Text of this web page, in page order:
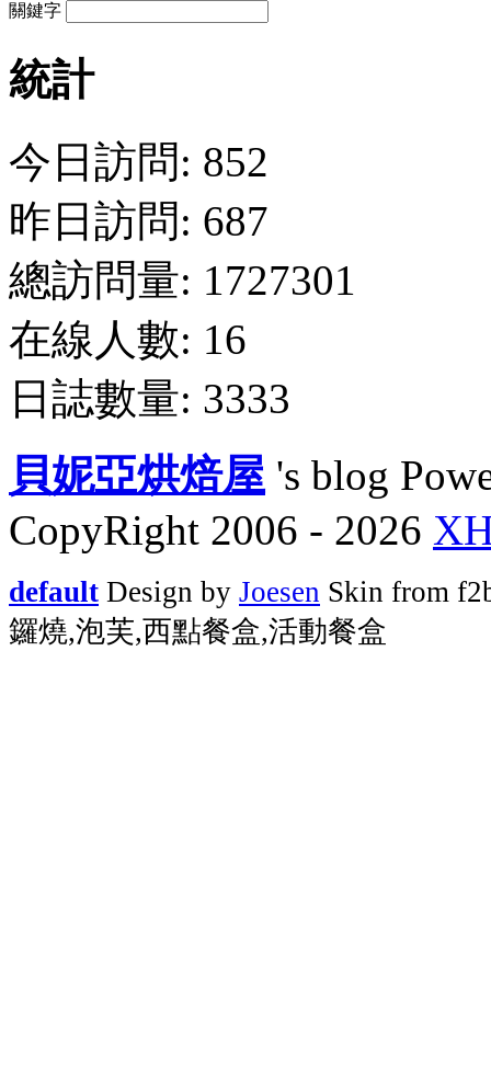
關鍵字
統計
今日訪問: 852
昨日訪問: 687
總訪問量: 1727301
在線人數: 16
日誌數量: 3333
貝妮亞烘焙屋 's blog
CopyRight 2006 - 2026
default Design by Joesen Skin from
鑼燒,泡芙,西點餐盒,活動餐盒